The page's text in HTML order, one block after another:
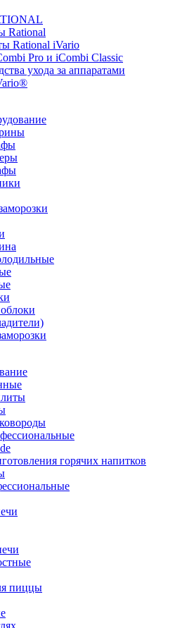
Rational
Rational iVario
Pro и iCombi Classic
ухода за аппаратами
горячих напитков
пиццы